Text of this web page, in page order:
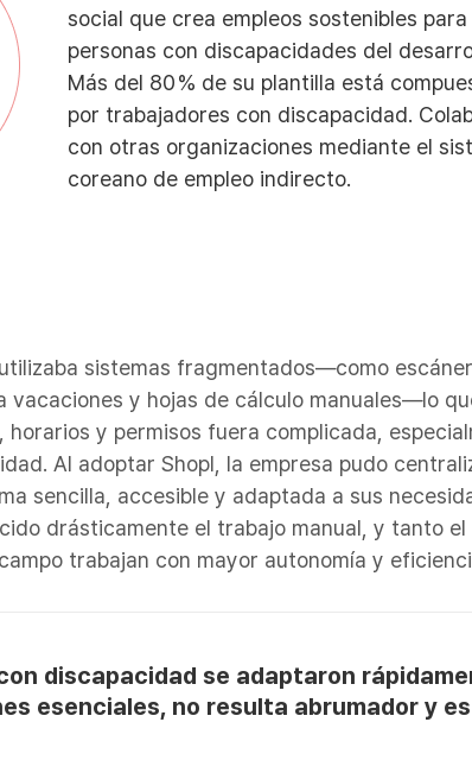
social que crea empleos sostenibles para
personas con discapacidades del
Más del 80 % de su plantilla está
por trabajadores con discapacidad.
con otras organizaciones mediante el
coreano de empleo indirecto.
sistemas fragmentados—como
vacaciones y hojas de cálculo manuales—lo
y permisos fuera complicada,
Al adoptar Shopl, la empresa pudo
sencilla, accesible y adaptada a sus
drásticamente el trabajo manual, y tanto el
campo trabajan con mayor autonomía y
discapacidad se adaptaron
esenciales, no resulta abrumador y